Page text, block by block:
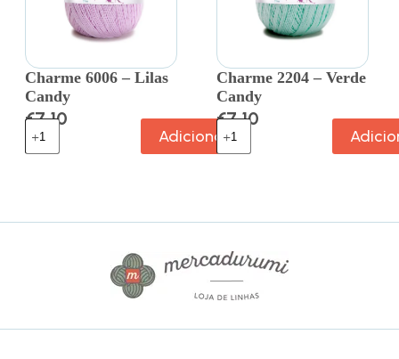
Charme 6006 – Lilas
Candy
€7.10
Adicionar
Charme 2204 – Verde
Candy
€7.10